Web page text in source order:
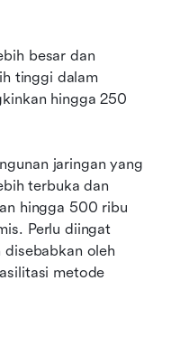
besar dan
tinggi dalam
hingga 250
jaringan yang
terbuka dan
hingga 500 ribu
Perlu diingat
disebabkan oleh
metode